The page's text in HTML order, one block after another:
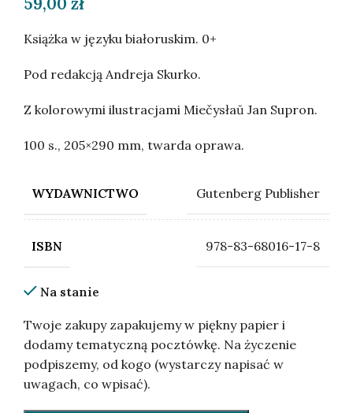
Książka w języku białoruskim. 0+
Pod redakcją Andreja Skurko.
Z kolorowymi ilustracjami Miečysłaŭ Jan Supron.
100 s., 205×290 mm, twarda oprawa.
WYDAWNICTWO Gutenberg Publisher
ISBN 978-83-68016-17-8
Na stanie
Twoje zakupy zapakujemy w piękny papier i
dodamy tematyczną pocztówkę. Na życzenie
podpiszemy, od kogo (wystarczy napisać w
uwagach, co wpisać).